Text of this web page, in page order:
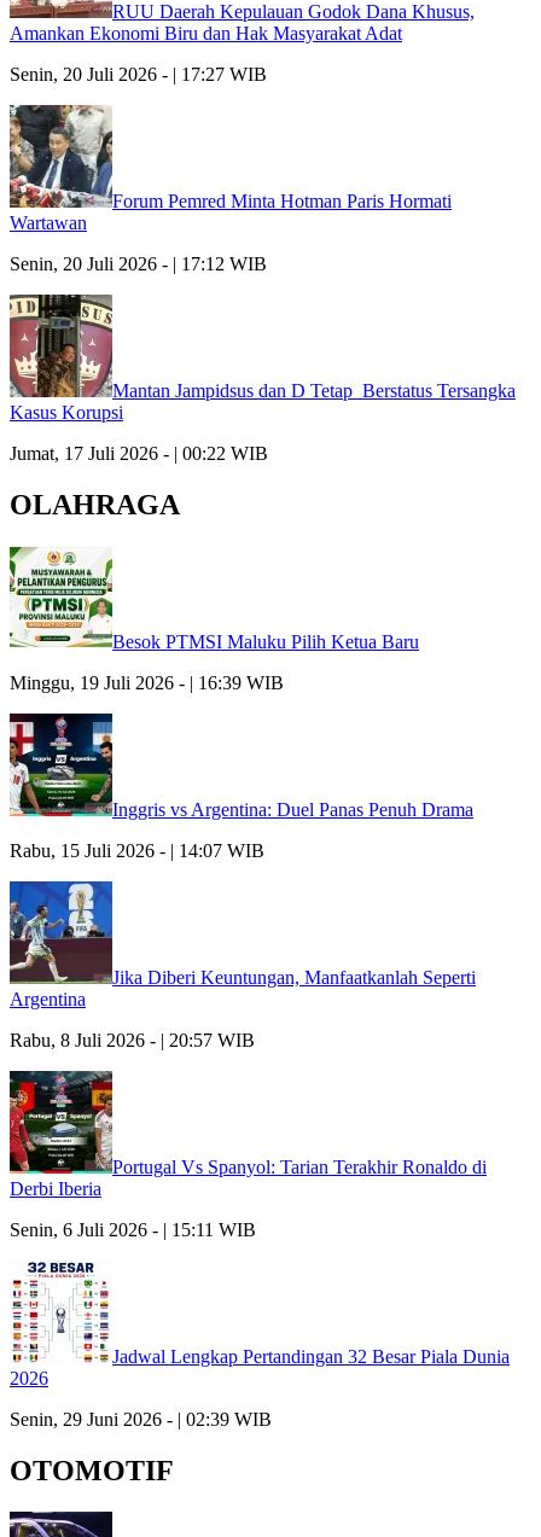
RUU Daerah Kepulauan Godok Dana Khusus,
Amankan Ekonomi Biru dan Hak Masyarakat Adat
Senin, 20 Juli 2026 - | 17:27 WIB
Forum Pemred Minta Hotman Paris Hormati
Wartawan
Senin, 20 Juli 2026 - | 17:12 WIB
Mantan Jampidsus dan D Tetap Berstatus Tersangka
Kasus Korupsi
Jumat, 17 Juli 2026 - | 00:22 WIB
OLAHRAGA
Besok PTMSI Maluku Pilih Ketua Baru
Minggu, 19 Juli 2026 - | 16:39 WIB
Inggris vs Argentina: Duel Panas Penuh Drama
Rabu, 15 Juli 2026 - | 14:07 WIB
Jika Diberi Keuntungan, Manfaatkanlah Seperti
Argentina
Rabu, 8 Juli 2026 - | 20:57 WIB
Portugal Vs Spanyol: Tarian Terakhir Ronaldo di
Derbi Iberia
Senin, 6 Juli 2026 - | 15:11 WIB
Jadwal Lengkap Pertandingan 32 Besar Piala Dunia
2026
Senin, 29 Juni 2026 - | 02:39 WIB
OTOMOTIF